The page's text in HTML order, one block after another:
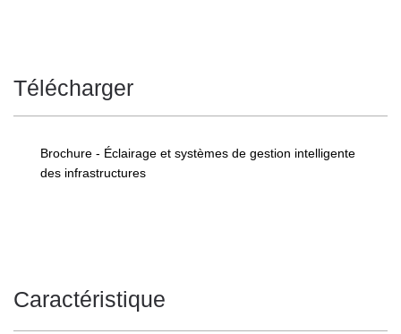
Télécharger
Brochure - Éclairage et systèmes de gestion intelligente
des infrastructures
Caractéristique